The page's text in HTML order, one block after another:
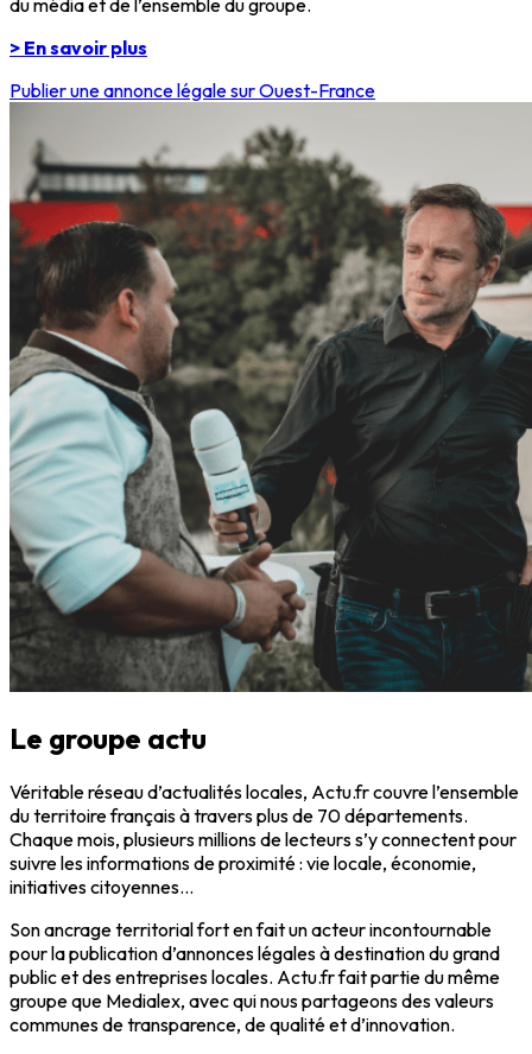
du média et de l’ensemble du groupe.
> En savoir plus
Publier une annonce légale sur Ouest-France
Le groupe actu
Véritable réseau d’actualités locales, Actu.fr couvre l’ensemble
du territoire français à travers plus de 70 départements.
Chaque mois, plusieurs millions de lecteurs s’y connectent pour
suivre les informations de proximité : vie locale, économie,
initiatives citoyennes…
Son ancrage territorial fort en fait un acteur incontournable
pour la publication d’annonces légales à destination du grand
public et des entreprises locales. Actu.fr fait partie du même
groupe que Medialex, avec qui nous partageons des valeurs
communes de transparence, de qualité et d’innovation.